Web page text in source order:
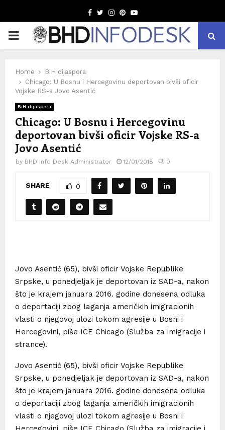
Facebook
TwitterInstagram
Pinterest
Youtube
PRIMARY
Home
BiH dijaspora
Chicago: U Bosnu i Hercegovinu deportovan bivši oficir
Vojske RS-a Jovo Asentić
BiH dijaspora
Chicago: U Bosnu i Hercegovinu
deportovan bivši oficir Vojske RS-a
Jovo Asentić
by BHD Info Desk Administrator 12/01/2018 0
SHARE 0
Jovo Asentić (65), bivši oficir Vojske Republike
Srpske, u ponedjeljak je deportovan iz SAD-a, nakon
što je krajem januara 2016. godine donesena odluka
o deportaciji zbog laganja američkih imigracionih
vlasti o njegovoj ulozi tokom agresije u Bosni i
Hercegovini, piše ICE Chicago (Služba za imigracije i
strance).
Jovo Asentić (65), bivši oficir Vojske Republike
Srpske, u ponedjeljak je deportovan iz SAD-a, nakon
što je krajem januara 2016. godine donesena odluka
o deportaciji zbog laganja američkih imigracionih
vlasti o njegovoj ulozi tokom agresije u Bosni i